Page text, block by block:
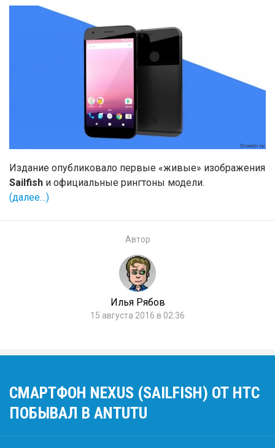
Издание опубликовало первые «живые» изображения
Sailfish и официальные рингтоны модели.
(далее…)
Автор
Илья Рябов
15 августа 2016 в 02:36
СМАРТФОН NEXUS (SAILFISH) ОТ HTC
ПОБЫВАЛ В ANTUTU